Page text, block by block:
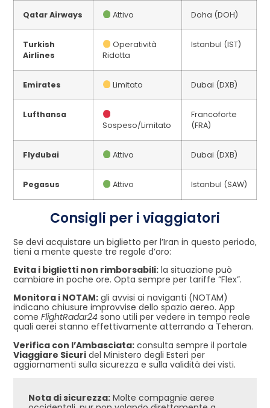
Qatar Airways Attivo Doha (DOH)
Turkish
Airlines
Operatività
Ridotta
Istanbul (IST)
Emirates Limitato Dubai (DXB)
Lufthansa
Sospeso/Limitato
Francoforte
(FRA)
Flydubai Attivo Dubai (DXB)
Pegasus Attivo Istanbul (SAW)
Consigli per i viaggiatori
Se devi acquistare un biglietto per l’Iran in questo periodo,
tieni a mente queste tre regole d’oro:
Evita i biglietti non rimborsabili: la situazione può
cambiare in poche ore. Opta sempre per tariffe “Flex”.
Monitora i NOTAM: gli avvisi ai naviganti (NOTAM)
indicano chiusure improvvise dello spazio aereo. App
come FlightRadar24 sono utili per vedere in tempo reale
quali aerei stanno effettivamente atterrando a Teheran.
Verifica con l’Ambasciata: consulta sempre il portale
Viaggiare Sicuri del Ministero degli Esteri per
aggiornamenti sulla sicurezza e sulla validità dei visti.
Nota di sicurezza: Molte compagnie aeree